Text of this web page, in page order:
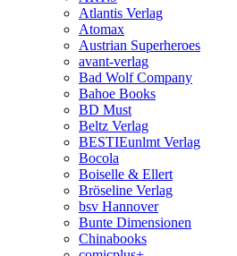
Atlantis Verlag
Atomax
Austrian Superheroes
avant-verlag
Bad Wolf Company
Bahoe Books
BD Must
Beltz Verlag
BESTIEunlmt Verlag
Bocola
Boiselle & Ellert
Bröseline Verlag
bsv Hannover
Bunte Dimensionen
Chinabooks